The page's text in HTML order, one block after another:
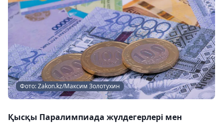
Фото: Zakon.kz/Максим Золотухин
Қысқы Паралимпиада жүлдегерлері мен